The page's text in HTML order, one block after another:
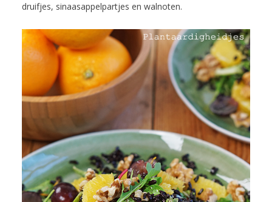
druifjes, sinaasappelpartjes en walnoten.